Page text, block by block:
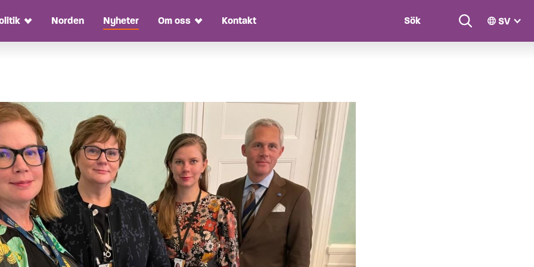
Toggle Dropdown
Norden Nyheter Om oss
Toggle Dropdown
Kontakt
Search
SV